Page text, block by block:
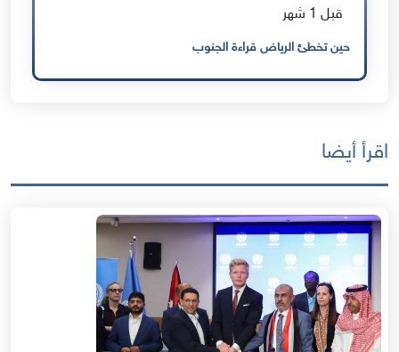
قبل 1 شهر
حين تخطئ الرياض قراءة الجنوب
اقرأ أيضا